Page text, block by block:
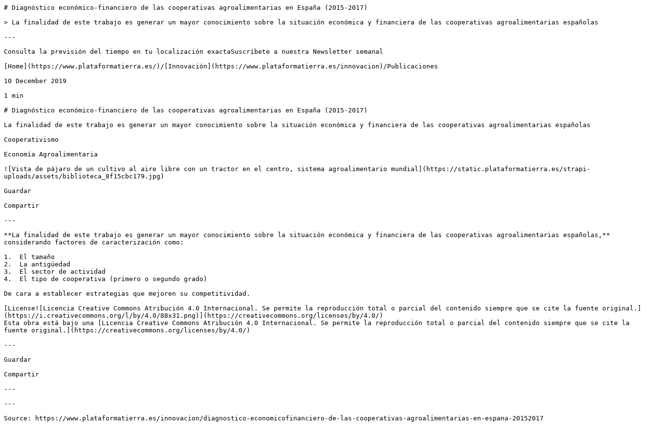
# Diagnóstico económico-financiero de las cooperativas agroalimentarias en España (2015-2017)
> La finalidad de este trabajo es generar un mayor conocimiento sobre la situación económica y financiera de las cooperativas agroalimentarias españolas
---
Consulta la previsión del tiempo en tu localización exactaSuscríbete a nuestra Newsletter semanal
[Home](https://www.plataformatierra.es/)/[Innovación](https://www.plataformatierra.es/innovacion)/Publicaciones
10 December 2019
1 min
# Diagnóstico económico-financiero de las cooperativas agroalimentarias en España (2015-2017)
La finalidad de este trabajo es generar un mayor conocimiento sobre la situación económica y financiera de las cooperativas agroalimentarias españolas
Cooperativismo
Economía Agroalimentaria
![Vista de pájaro de un cultivo al aire libre con un tractor en el centro, sistema agroalimentario mundial](https://static.plataformatierra.es/strapi-
uploads/assets/biblioteca_8f15cbc179.jpg)
Guardar
Compartir
---
**La finalidad de este trabajo es generar un mayor conocimiento sobre la situación económica y financiera de las cooperativas agroalimentarias españolas,**
considerando factores de caracterización como:
1.  El tamaño
2.  La antigüedad
3.  El sector de actividad
4.  El tipo de cooperativa (primero o segundo grado)
De cara a establecer estrategias que mejoren su competitividad.
[License![Licencia Creative Commons Atribución 4.0 Internacional. Se permite la reproducción total o parcial del contenido siempre que se cite la fuente original.]
(https://i.creativecommons.org/l/by/4.0/88x31.png)](https://creativecommons.org/licenses/by/4.0/)
Esta obra está bajo una [Licencia Creative Commons Atribución 4.0 Internacional. Se permite la reproducción total o parcial del contenido siempre que se cite la
fuente original.](https://creativecommons.org/licenses/by/4.0/)
---
Guardar
Compartir
---
---